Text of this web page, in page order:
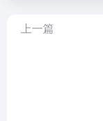
上一篇